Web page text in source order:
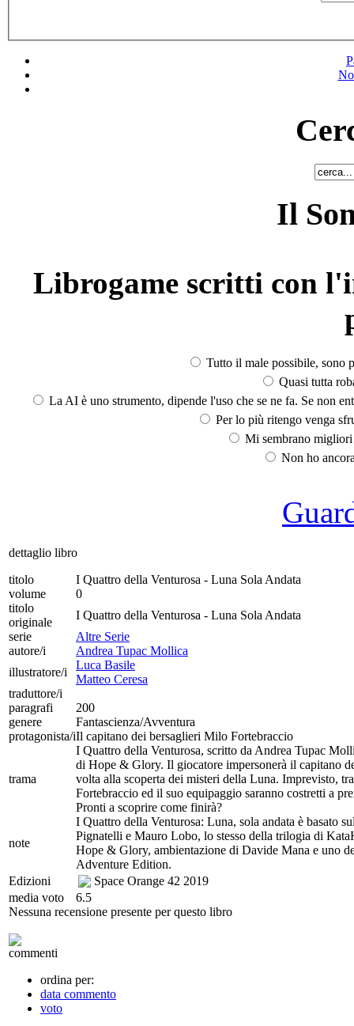
Il
Librogame scritti con
Tutto il male possibile, sono
Quasi tutta
La AI è uno strumento, dipende l'uso che se ne fa. Se non
Per lo più ritengo venga
Mi sembrano
Non ho
dettaglio libro
titolo
I Quattro della Venturosa - Luna Sola Andata
volume
0
titolo
originale
I Quattro della Venturosa - Luna Sola Andata
serie
Altre Serie
autore/i
Andrea Tupac Mollica
illustratore/i
Luca Basile
Matteo Ceresa
traduttore/i
paragrafi
200
genere
Fantascienza/Avventura
protagonista/iIl capitano dei bersaglieri Milo Fortebraccio
trama
I Quattro della Venturosa, scritto da Andrea Tupac
di Hope & Glory. Il giocatore impersonerà il capitano
volta alla scoperta dei misteri della Luna. Imprevisto,
Fortebraccio ed il suo equipaggio saranno costretti a
Pronti a scoprire come finirà?
note
I Quattro della Venturosa: Luna, sola andata è basato
Pignatelli e Mauro Lobo, lo stesso della trilogia di
Hope & Glory, ambientazione di Davide Mana e uno
Adventure Edition.
Edizioni
Space Orange 42 2019
media voto
6.5
Nessuna recensione presente per questo libro
commenti
ordina per:
data commento
voto